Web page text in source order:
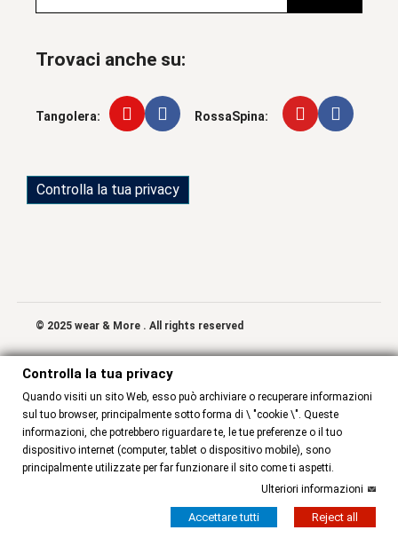
Trovaci anche su:
Tangolera: RossaSpina:
Controlla la tua privacy
© 2025 wear & More . All rights reserved
Controlla la tua privacy
Quando visiti un sito Web, esso può archiviare o recuperare informazioni
sul tuo browser, principalmente sotto forma di \ "cookie \". Queste
informazioni, che potrebbero riguardare te, le tue preferenze o il tuo
dispositivo internet (computer, tablet o dispositivo mobile), sono
principalmente utilizzate per far funzionare il sito come ti aspetti.
Ulteriori informazioni
Accettare tutti Reject all